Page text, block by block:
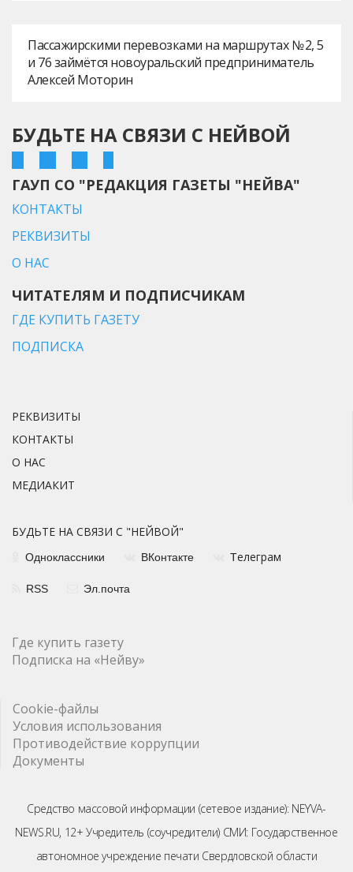
Пассажирскими перевозками на маршрутах № 2, 5
и 76 займётся новоуральский предприниматель
Алексей Моторин
БУДЬТЕ НА СВЯЗИ С НЕЙВОЙ
ГАУП СО "РЕДАКЦИЯ ГАЗЕТЫ "НЕЙВА"
КОНТАКТЫ
РЕКВИЗИТЫ
О НАС
ЧИТАТЕЛЯМ И ПОДПИСЧИКАМ
ГДЕ КУПИТЬ ГАЗЕТУ
ПОДПИСКА
РЕКВИЗИТЫ
КОНТАКТЫ
О НАС
МЕДИАКИТ
БУДЬТЕ НА СВЯЗИ С "НЕЙВОЙ"
Одноклассники ВКонтакте Телеграм
RSS Эл.почта
Где купить газету
Подписка на «Нейву»
Cookie-файлы
Условия использования
Противодействие коррупции
Документы
Средство массовой информации (сетевое издание): NEYVA-
NEWS.RU, 12+ Учредитель (соучредители) СМИ: Государственное
автономное учреждение печати Свердловской области